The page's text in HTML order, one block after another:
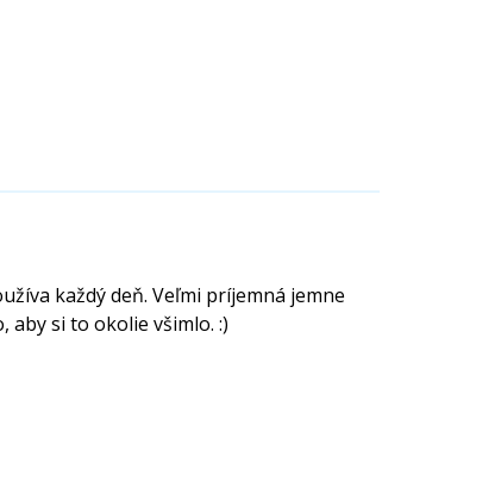
každý deň. Veľmi príjemná jemne
aby si to okolie všimlo. :)